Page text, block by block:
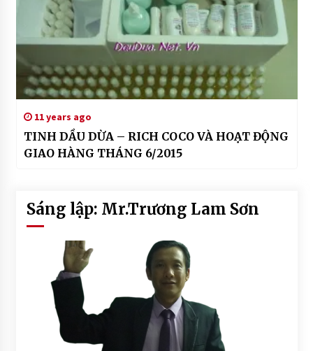
11 years ago
TINH DẦU DỪA – RICH COCO VÀ HOẠT ĐỘNG
GIAO HÀNG THÁNG 6/2015
Sáng lập: Mr.Trương Lam Sơn